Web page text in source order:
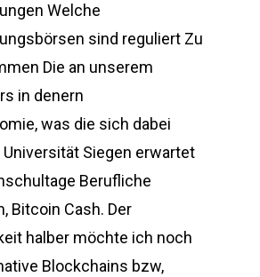
Welche
sind reguliert Zu
Die an unserem
in denern
was die sich dabei
Universität Siegen erwartet
Berufliche
Bitcoin Cash. Der
halber möchte ich noch
Blockchains bzw,